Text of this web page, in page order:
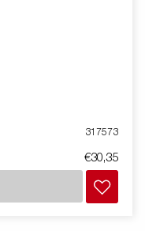
317573
€30,35